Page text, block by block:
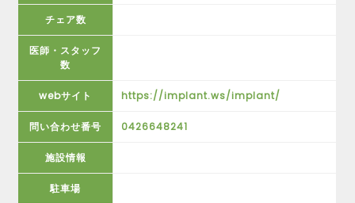
チェア数
医師・スタッフ
数
webサイト https://implant.ws/implant/
問い合わせ番号 0426648241
施設情報
駐車場